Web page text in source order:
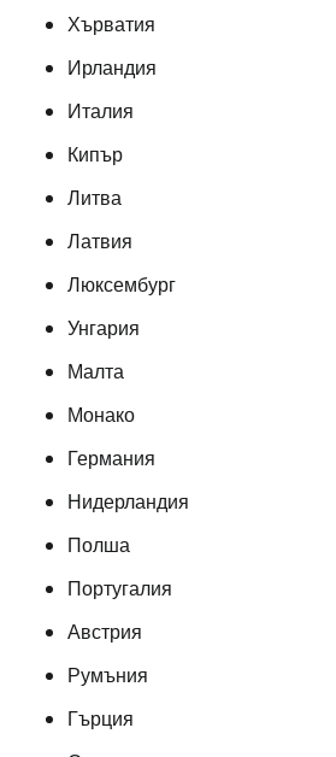
Хърватия
Ирландия
Италия
Кипър
Литва
Латвия
Люксембург
Унгария
Малта
Монако
Германия
Нидерландия
Полша
Португалия
Австрия
Румъния
Гърция